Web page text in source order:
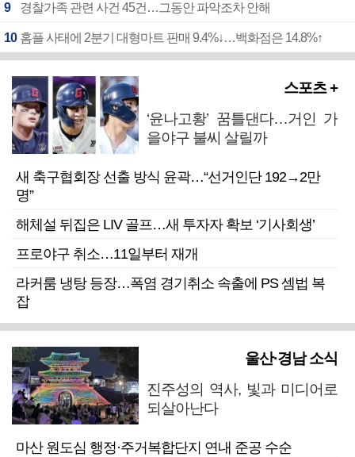
9 경찰가족 관련 사건 45건…그동안 파악조차 안해
10 홈플 사태에 2분기 대형마트 판매 9.4%↓…백화점은 14.8%↑
스포츠 +
‘윤나고황’ 꿈틀댄다…거인 가
을야구 불씨 살릴까
새 축구협회장 선출 방식 윤곽…“선거인단 192→2만
명”
해체설 뒤집은 LIV 골프…새 투자자 확보 ‘기사회생’
프로야구 취소…11일부터 재개
라커룸 냉탕 등장…폭염 경기취소 속출에 PS 셈법 복
잡
울산·경남 소식
진주성의 역사, 빛과 미디어로
되살아난다
마산 원도심 행정·주거복합단지 연내 준공 수순